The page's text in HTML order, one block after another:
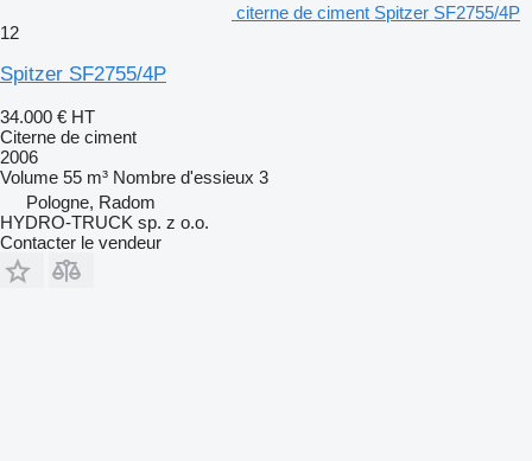
citerne de ciment Spitzer SF2755/4P
12
Spitzer SF2755/4P
34.000 € HT
Citerne de ciment
2006
Volume 55 m³ Nombre d'essieux 3
Pologne, Radom
HYDRO-TRUCK sp. z o.o.
Contacter le vendeur